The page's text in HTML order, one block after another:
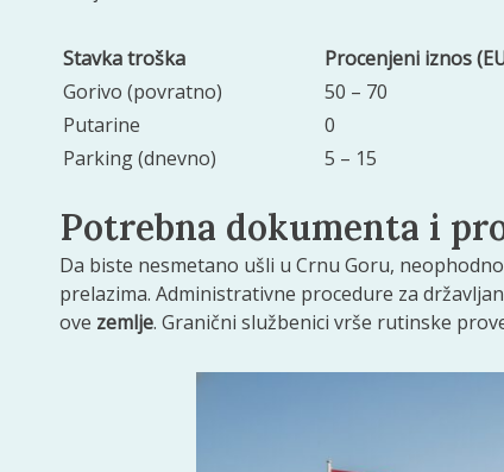
Stavka troška Procenjeni iznos
Gorivo (povratno)
50 – 70
Putarine
0
Parking (dnevno)
5 – 15
Potrebna dokumenta i
Da biste nesmetano ušli u Crnu Goru,
prelazima. Administrativne procedure za
ove zemlje. Granični službenici vrše rutinske